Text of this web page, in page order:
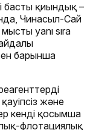
басты қиындық –
Чинасыл-Сай
yanı sıra
барынша
реагенттерді
және
кенді қосымша
флотациялық